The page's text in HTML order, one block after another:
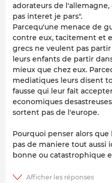
adorateurs de
pas interet je pars".
Parcequ'une menace de
contre eux, tacitement et
grecs ne veulent pas
leurs enfants de partir
mieux que chez eux.
mediatiques leurs disent
fausse qui leur fait
economiques
sortent pas de l'europe.
Pourquoi penser alors
pas de maniere tout aussi
bonne ou catastrophique